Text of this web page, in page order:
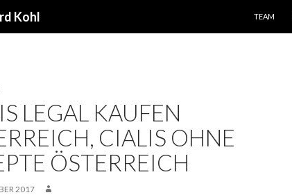
Kohl
TEAM
LEGAL KAUFEN
CIALIS OHNE
ÖSTERREICH
2017